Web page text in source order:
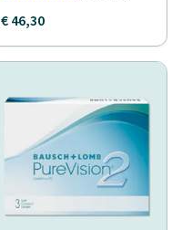
€ 46,30